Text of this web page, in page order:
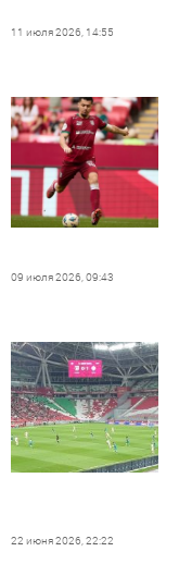
11 июля 2026, 14:55
09 июля 2026, 09:43
22 июня 2026, 22:22